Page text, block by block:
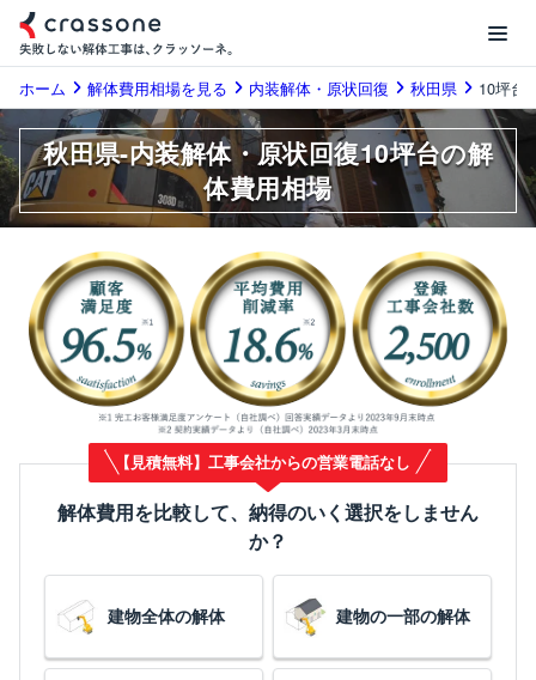
ホーム 解体費用相場を見る 内装解体・原状回復 秋田県 10坪台
秋田県-内装解体・原状回復10坪台の解
体費用相場
【見積無料】工事会社からの営業電話なし
解体費用を比較して、納得のいく選択をしません
か？
建物全体の解体 建物の一部の解体